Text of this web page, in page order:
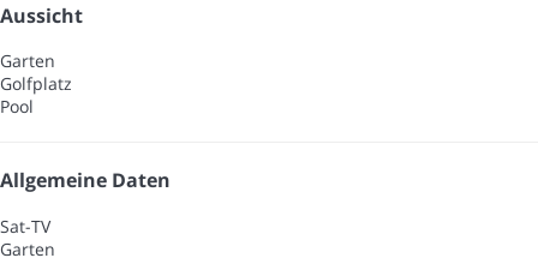
Aussicht
Garten
Golfplatz
Pool
Allgemeine Daten
Sat-TV
Garten